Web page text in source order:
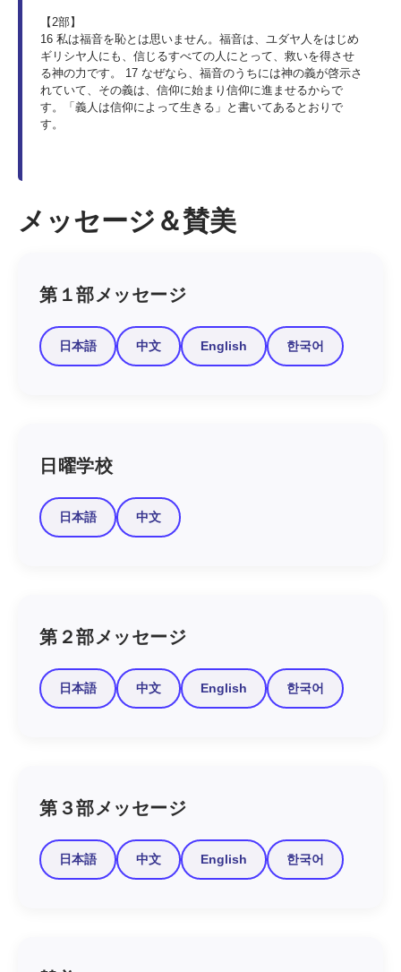
【2部】
16 私は福音を恥とは思いません。福音は、ユダヤ人をはじめ
ギリシヤ人にも、信じるすべての人にとって、救いを得させ
る神の力です。 17 なぜなら、福音のうちには神の義が啓示さ
れていて、その義は、信仰に始まり信仰に進ませるからで
す。「義人は信仰によって生きる」と書いてあるとおりで
す。
メッセージ＆賛美
第１部メッセージ
日本語 中文 English 한국어
日曜学校
日本語 中文
第２部メッセージ
日本語 中文 English 한국어
第３部メッセージ
日本語 中文 English 한국어